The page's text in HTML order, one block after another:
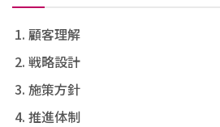
顧客理解
戦略設計
施策方針
推進体制